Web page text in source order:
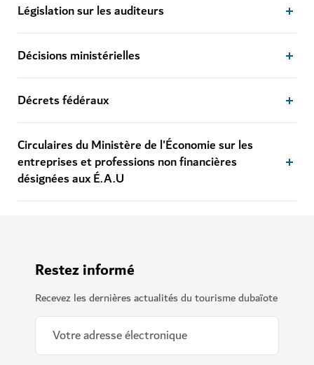
Législation sur les auditeurs
Décisions ministérielles
Décrets fédéraux
Circulaires du Ministère de l'Économie sur les
entreprises et professions non financières
désignées aux É.A.U
Restez informé
Recevez les dernières actualités du tourisme dubaïote